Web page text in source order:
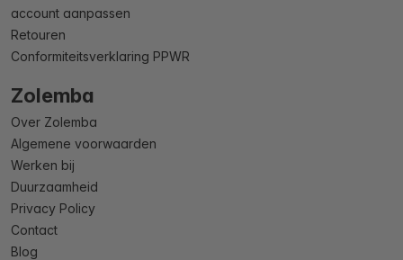
account aanpassen
Retouren
Conformiteitsverklaring PPWR
Zolemba
Over Zolemba
Algemene voorwaarden
Werken bij
Duurzaamheid
Privacy Policy
Contact
Blog